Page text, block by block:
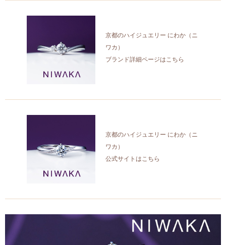
京都のハイジュエリー にわか（ニ
ワカ）
ブランド詳細ページはこちら
京都のハイジュエリー にわか（ニ
ワカ）
公式サイトはこちら